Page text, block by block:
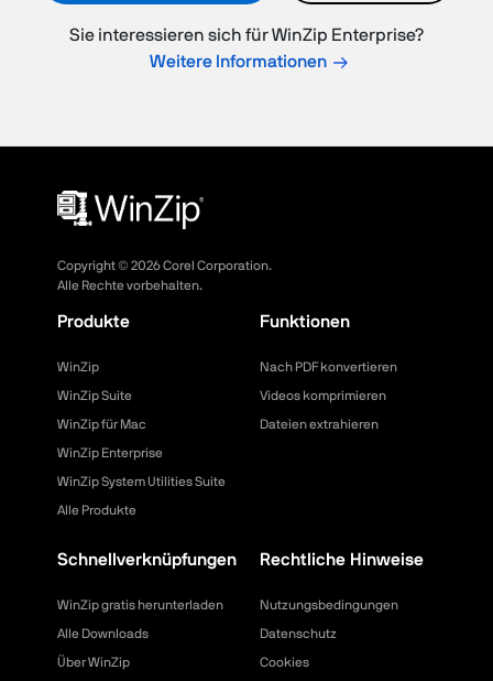
Sie interessieren sich für WinZip Enterprise?
Weitere Informationen
Copyright © 2026Corel Corporation.
Alle Rechte vorbehalten.
Produkte
WinZip
WinZip Suite
WinZip für Mac
WinZip Enterprise
WinZip System Utilities Suite
Alle Produkte
Funktionen
Nach PDF konvertieren
Videos komprimieren
Dateien extrahieren
Schnellverknüpfungen
WinZip gratis herunterladen
Alle Downloads
Über WinZip
Rechtliche Hinweise
Nutzungsbedingungen
Datenschutz
Cookies